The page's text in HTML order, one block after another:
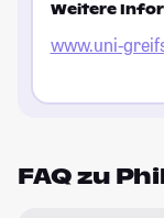
Weitere
www.uni-
FAQ zu